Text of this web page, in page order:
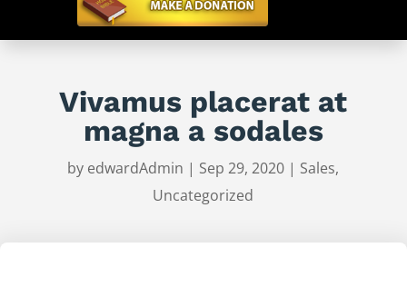
Vivamus placerat at
magna a sodales
by edwardAdmin | Sep 29, 2020 | Sales,
Uncategorized